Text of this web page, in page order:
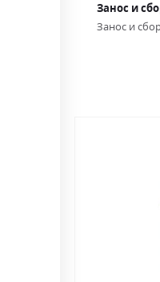
Занос и
Занос и